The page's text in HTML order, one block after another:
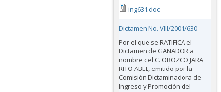
ing631.doc
Dictamen No. VIII/2001/630
Por el que se RATIFICA el
Dictamen de GANADOR a
nombre del C. OROZCO JARA
RITO ABEL, emitido por la
Comisión Dictaminadora de
Ingreso y Promoción del